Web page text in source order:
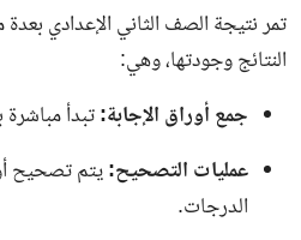
تمر نتيجة الصف الثاني الإعدادي
النتائج وجودتها، وهي:
جمع أوراق الإجابة:تبدأ مباشرة
عمليات التصحيح:يتم تصحيح
الدرجات.